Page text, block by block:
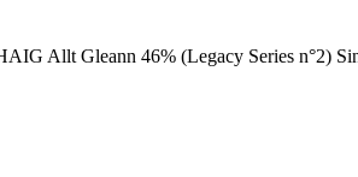
Allt Gleann 46% (Legacy Series n°2)